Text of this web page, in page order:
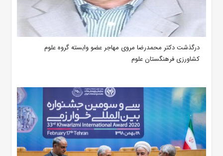
درگذشت دکتر محمدرضا مروی مهاجر عضو وابسته گروه علوم
کشاورزی فرهنگستان علوم